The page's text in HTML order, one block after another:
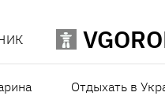
Отдыхать в